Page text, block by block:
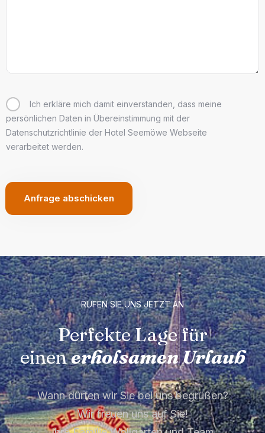
Ich erkläre mich damit einverstanden, dass meine
persönlichen Daten in Übereinstimmung mit der
Datenschutzrichtlinie der Hotel Seemöwe Webseite
verarbeitet werden.
Anfrage abschicken
RUFEN SIE UNS JETZT AN
Perfekte Lage für
einenerholsamen Urlaub
Wann dürfen wir Sie bei uns begrüßen?
Wir freuen uns auf Sie!